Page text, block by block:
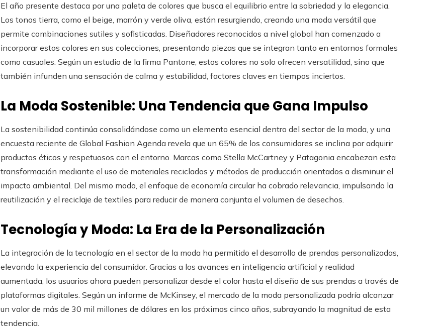
El año presente destaca por una paleta de colores que busca el equilibrio entre la sobriedad y la elegancia.
Los tonos tierra, como el beige, marrón y verde oliva, están resurgiendo, creando una moda versátil que
permite combinaciones sutiles y sofisticadas. Diseñadores reconocidos a nivel global han comenzado a
incorporar estos colores en sus colecciones, presentando piezas que se integran tanto en entornos formales
como casuales. Según un estudio de la firma Pantone, estos colores no solo ofrecen versatilidad, sino que
también infunden una sensación de calma y estabilidad, factores claves en tiempos inciertos.
La Moda Sostenible: Una Tendencia que Gana Impulso
La sostenibilidad continúa consolidándose como un elemento esencial dentro del sector de la moda, y una
encuesta reciente de Global Fashion Agenda revela que un 65% de los consumidores se inclina por adquirir
productos éticos y respetuosos con el entorno. Marcas como Stella McCartney y Patagonia encabezan esta
transformación mediante el uso de materiales reciclados y métodos de producción orientados a disminuir el
impacto ambiental. Del mismo modo, el enfoque de economía circular ha cobrado relevancia, impulsando la
reutilización y el reciclaje de textiles para reducir de manera conjunta el volumen de desechos.
Tecnología y Moda: La Era de la Personalización
La integración de la tecnología en el sector de la moda ha permitido el desarrollo de prendas personalizadas,
elevando la experiencia del consumidor. Gracias a los avances en inteligencia artificial y realidad
aumentada, los usuarios ahora pueden personalizar desde el color hasta el diseño de sus prendas a través de
plataformas digitales. Según un informe de McKinsey, el mercado de la moda personalizada podría alcanzar
un valor de más de 30 mil millones de dólares en los próximos cinco años, subrayando la magnitud de esta
tendencia.